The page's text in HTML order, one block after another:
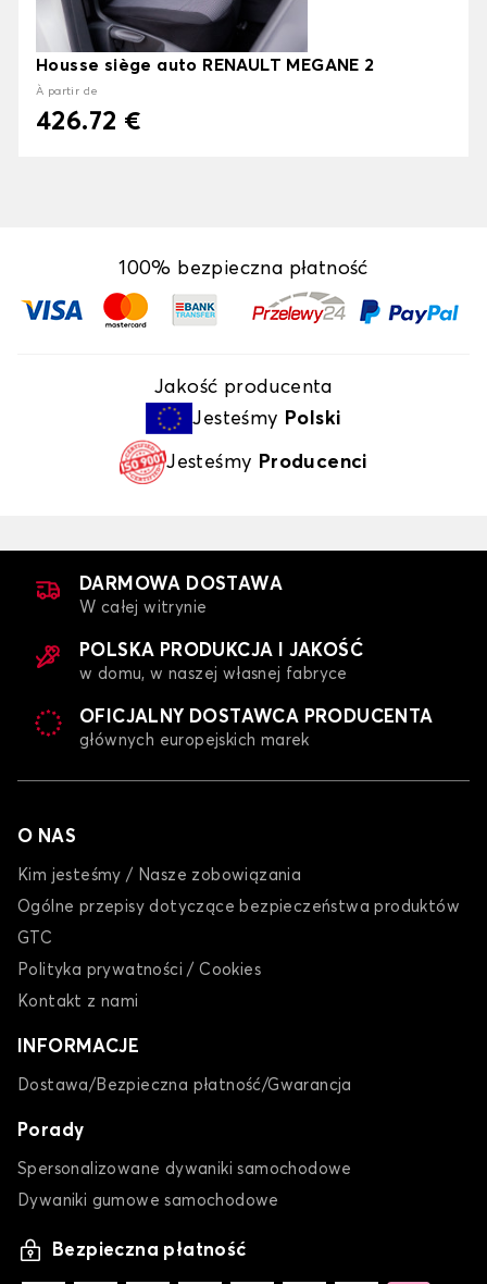
Housse siège auto RENAULT MEGANE 2
À partir de
426.72 €
100% bezpieczna płatność
Jakość producenta
Jesteśmy Polski
Jesteśmy Producenci
DARMOWA DOSTAWA
W całej witrynie
POLSKA PRODUKCJA I JAKOŚĆ
w domu, w naszej własnej fabryce
OFICJALNY DOSTAWCA PRODUCENTA
głównych europejskich marek
O NAS
Kim jesteśmy / Nasze zobowiązania
Ogólne przepisy dotyczące bezpieczeństwa produktów
GTC
Polityka prywatności / Cookies
Kontakt z nami
INFORMACJE
Dostawa/Bezpieczna płatność/Gwarancja
Porady
Spersonalizowane dywaniki samochodowe
Dywaniki gumowe samochodowe
Bezpieczna płatność